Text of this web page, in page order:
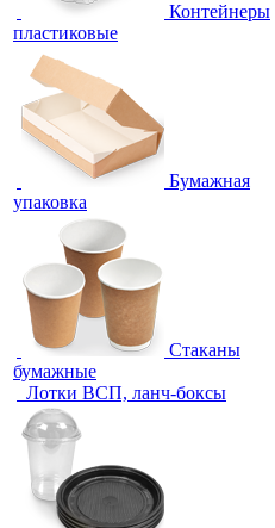
Контейнеры
пластиковые
Бумажная
упаковка
Стаканы
бумажные
Лотки ВСП, ланч-боксы